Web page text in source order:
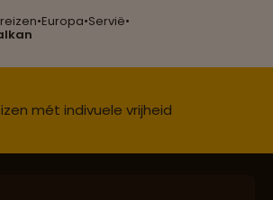
•Europa•Servië•
oog voor mens, cultuur en milieu
mét indivuele vrijheid
en deskundig reisadvies